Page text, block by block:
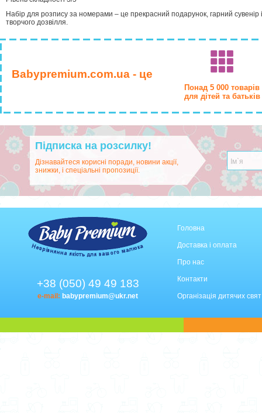
Набір для розпису за номерами – це прекрасний подарунок, гарний
творчого дозвілля.
Babypremium.com.ua - це
Понад 5 000 товарів
для дітей та батьків
Підписка на розсилку!
Дізнавайтеся корисні поради, новини акції,
знижки, і спеціальні пропозиції.
+38 (050) 49 49 183
e-mail: babypremium@ukr.net
Головна
Доставка і оплата
Про нас
Контакти
Організація дитячих свят